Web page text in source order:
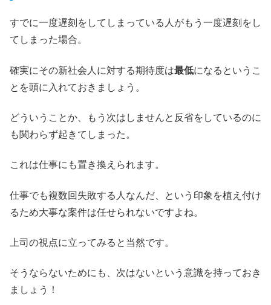
すでに一度遅刻をしてしまっている人がもう一度遅刻をし
てしまった場合。
確実にその新社会人に対する期待度は最低になるというこ
とを頭に入れておきましょう。
どういうことか、もう次はしませんと反省をしているのに
も関わらず起きてしまった。
これは仕事にも置き換えられます。
仕事でも複数回失敗する人なんだ、という印象を植え付け
るため大事な案件は任せられないですよね。
上司の視点に立ってみると当然です。
そうならないためにも、次はないという意識を持っておき
ましょう！